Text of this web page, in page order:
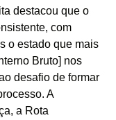
destacou que o
com
o estado que mais
Bruto] nos
desafio de formar
A
a Rota